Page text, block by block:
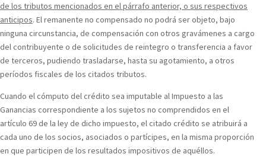
de los tributos mencionados en el párrafo anterior, o sus respectivos
anticipos. El remanente no compensado no podrá ser objeto, bajo
ninguna circunstancia, de compensación con otros gravámenes a cargo
del contribuyente o de solicitudes de reintegro o transferencia a favor
de terceros, pudiendo trasladarse, hasta su agotamiento, a otros
períodos fiscales de los citados tributos.
Cuando el cómputo del crédito sea imputable al Impuesto a las
Ganancias correspondiente a los sujetos no comprendidos en el
artículo 69 de la ley de dicho impuesto, el citado crédito se atribuirá a
cada uno de los socios, asociados o partícipes, en la misma proporción
en que participen de los resultados impositivos de aquéllos.